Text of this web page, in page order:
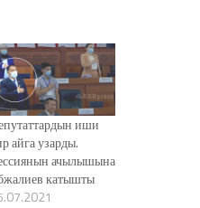
иши
айга узарды.
ачылышына
катышты